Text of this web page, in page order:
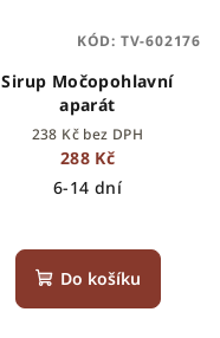
Sirup Močopohlavní
aparát
238 Kč bez DPH
288 Kč
6-14 dní
Do košíku
KÓD: TV-602176